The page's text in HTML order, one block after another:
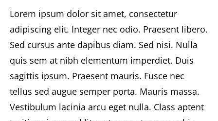
Lorem ipsum dolor sit amet, consectetur
adipiscing elit. Integer nec odio. Praesent libero.
Sed cursus ante dapibus diam. Sed nisi. Nulla
quis sem at nibh elementum imperdiet. Duis
sagittis ipsum. Praesent mauris. Fusce nec
tellus sed augue semper porta. Mauris massa.
Vestibulum lacinia arcu eget nulla. Class aptent